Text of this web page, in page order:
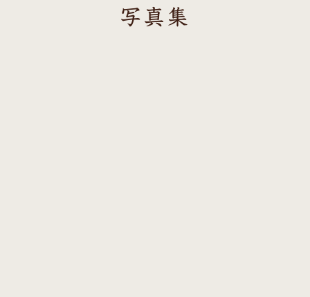
写真集